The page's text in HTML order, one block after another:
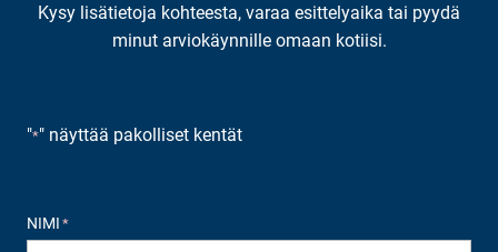
Kysy lisätietoja kohteesta, varaa esittelyaika tai pyydä
minut arviokäynnille omaan kotiisi.
"*" näyttää pakolliset kentät
NIMI *